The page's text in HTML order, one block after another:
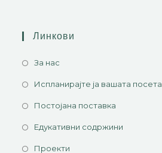
Линкови
За нас
Испланирајте ја вашата посета
Постојана поставка
Едукативни содржини
Проекти